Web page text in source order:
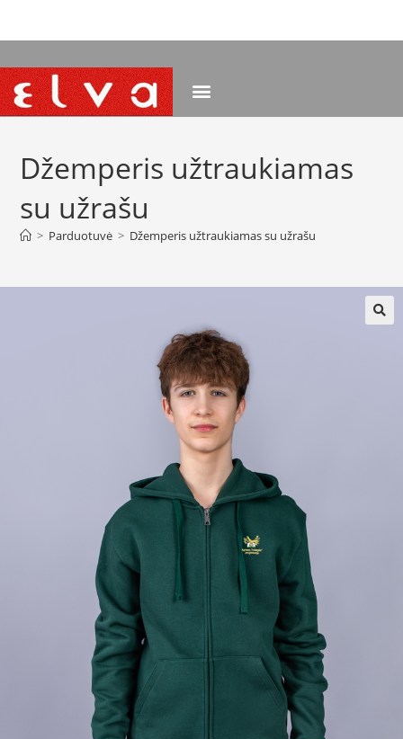
Džemperis užtraukiamas
su užrašu
> Parduotuvė > Džemperis užtraukiamas su užrašu